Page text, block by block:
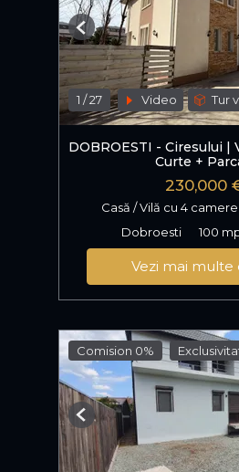
1 /27 Video Tur
Previous
DOBROESTI - Ciresului |
Curte +
230,000
Casă / Vilă cu 4
Dobroesti
100
Vezi mai multe
Comision 0%
Previous